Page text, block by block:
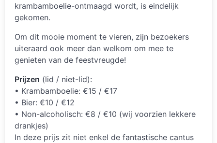
krambamboelie-ontmaagd wordt, is eindelijk
gekomen.
Om dit mooie moment te vieren, zijn bezoekers
uiteraard ook meer dan welkom om mee te
genieten van de feestvreugde!
Prijzen (lid / niet-lid):
• Krambamboelie: €15 / €17
• Bier: €10 / €12
• Non-alcoholisch: €8 / €10 (wij voorzien lekkere
drankjes)
In deze prijs zit niet enkel de fantastische cantus